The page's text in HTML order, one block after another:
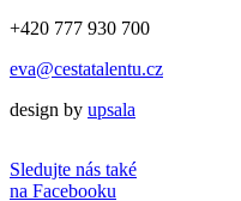
+420 777 930 700
eva@cestatalentu.cz
design by upsala
Sledujte nás také
na Facebooku